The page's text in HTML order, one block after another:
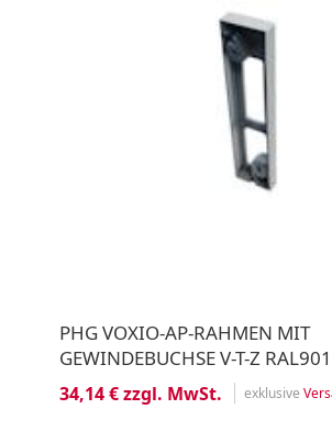
PHG VOXIO-AP-RAHMEN MIT
GEWINDEBUCHSE V-T-Z
34,14 € zzgl. MwSt. exklusive